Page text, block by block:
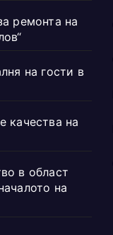
ремонта на
на гости в
качества на
в област
на